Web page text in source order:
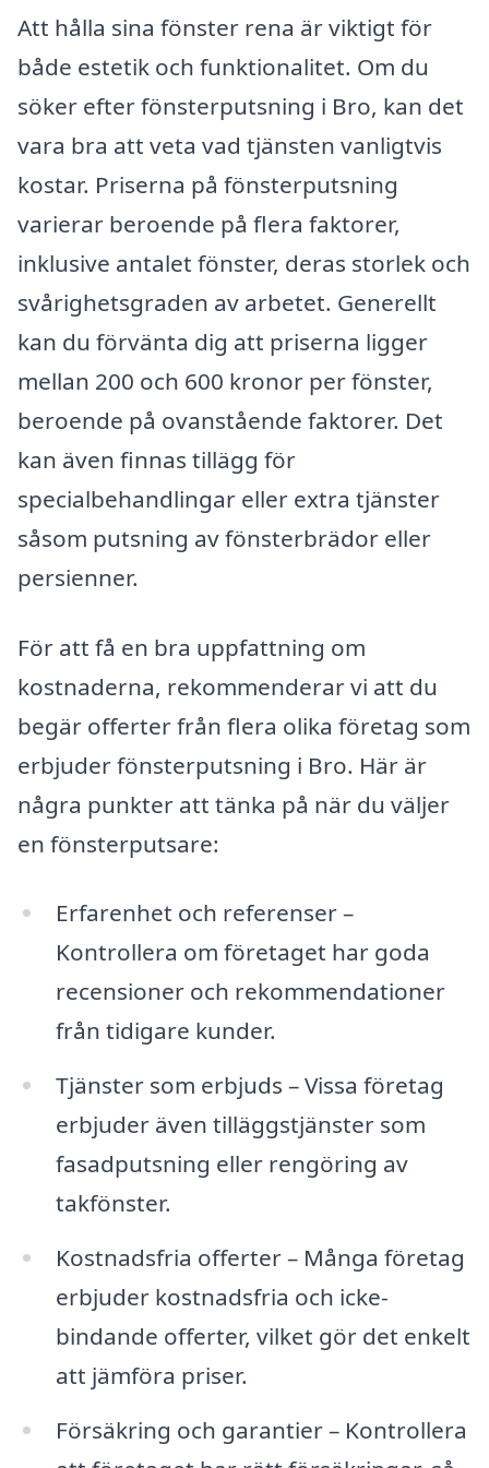
Att hålla sina fönster rena är viktigt för
både estetik och funktionalitet. Om du
söker efter fönsterputsning i Bro, kan det
vara bra att veta vad tjänsten vanligtvis
kostar. Priserna på fönsterputsning
varierar beroende på flera faktorer,
inklusive antalet fönster, deras storlek och
svårighetsgraden av arbetet. Generellt
kan du förvänta dig att priserna ligger
mellan 200 och 600 kronor per fönster,
beroende på ovanstående faktorer. Det
kan även finnas tillägg för
specialbehandlingar eller extra tjänster
såsom putsning av fönsterbrädor eller
persienner.
För att få en bra uppfattning om
kostnaderna, rekommenderar vi att du
begär offerter från flera olika företag som
erbjuder fönsterputsning i Bro. Här är
några punkter att tänka på när du väljer
en fönsterputsare:
Erfarenhet och referenser –
Kontrollera om företaget har goda
recensioner och rekommendationer
från tidigare kunder.
Tjänster som erbjuds – Vissa företag
erbjuder även tilläggstjänster som
fasadputsning eller rengöring av
takfönster.
Kostnadsfria offerter – Många företag
erbjuder kostnadsfria och icke-
bindande offerter, vilket gör det enkelt
att jämföra priser.
Försäkring och garantier – Kontrollera